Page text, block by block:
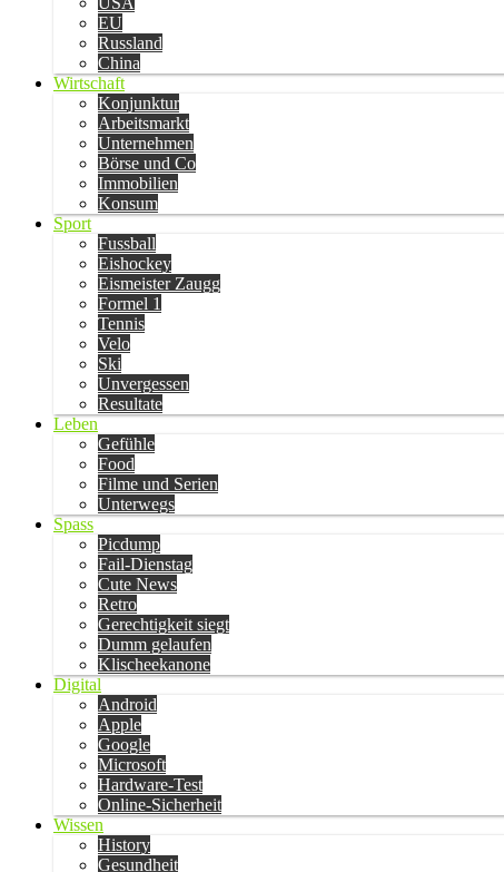
EU
Russland
China
Wirtschaft
Konjunktur
Arbeitsmarkt
Unternehmen
Börse und Co
Immobilien
Konsum
Sport
Fussball
Eishockey
Eismeister Zaugg
Formel 1
Tennis
Velo
Ski
Unvergessen
Resultate
Leben
Gefühle
Food
Filme und Serien
Unterwegs
Spass
Picdump
Fail-Dienstag
Cute News
Retro
Gerechtigkeit siegt
Dumm gelaufen
Klischeekanone
Digital
Android
Apple
Google
Microsoft
Hardware-Test
Online-Sicherheit
Wissen
History
Gesundheit